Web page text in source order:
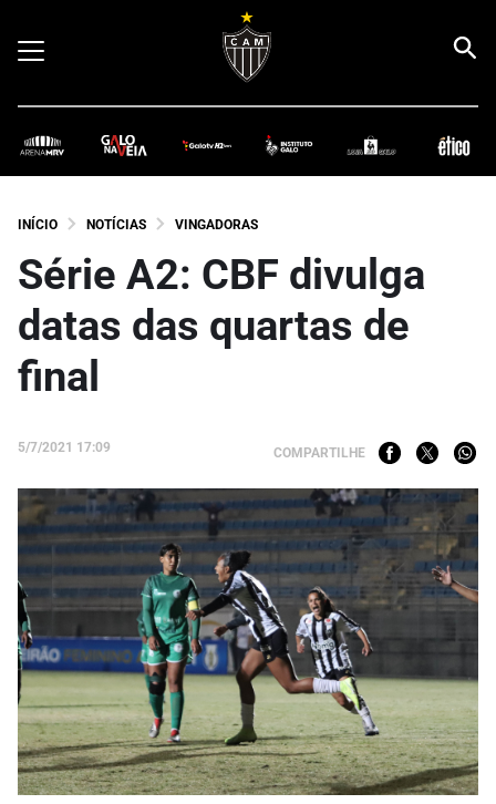
INÍCIO NOTÍCIAS VINGADORAS
Série A2: CBF divulga
datas das quartas de
final
5/7/2021 17:09 COMPARTILHE